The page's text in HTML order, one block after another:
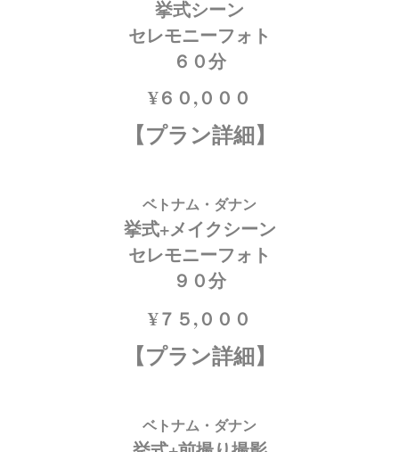
挙式シーン
セレモニーフォト
６０分
¥６０,０００
【プラン詳細】
ベトナム・ダナン
挙式+メイクシーン
セレモニーフォト
９０分
¥７５,０００
【プラン詳細】
ベトナム・ダナン